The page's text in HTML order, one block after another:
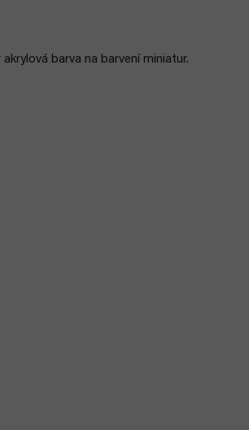
barva na barvení miniatur.